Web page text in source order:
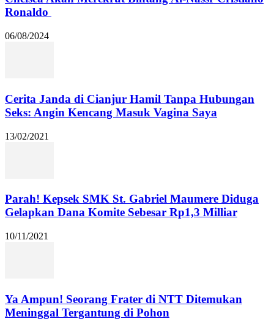
Ronaldo
06/08/2024
Cerita Janda di Cianjur Hamil Tanpa Hubungan
Seks: Angin Kencang Masuk Vagina Saya
13/02/2021
Parah! Kepsek SMK St. Gabriel Maumere Diduga
Gelapkan Dana Komite Sebesar Rp1,3 Milliar
10/11/2021
Ya Ampun! Seorang Frater di NTT Ditemukan
Meninggal Tergantung di Pohon